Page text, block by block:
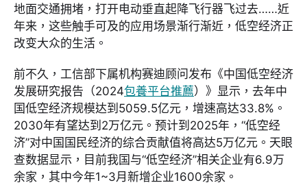
地面交通拥堵，打开电动垂直起降飞行器飞过去……近
年来，这些触手可及的应用场景渐行渐近，低空经济正
改变大众的生活。
前不久，工信部下属机构赛迪顾问发布《中国低空经济
发展研究报告（2024包養平台推薦）》显示，去年中
国低空经济规模达到5059.5亿元，增速高达33.8%。
2030年有望达到2万亿元。预计到2025年，“低空经
济”对中国国民经济的综合贡献值将高达5万亿元。天眼
查数据显示，目前我国与“低空经济”相关企业有6.9万
余家，其中今年1~3月新增企业1600余家。